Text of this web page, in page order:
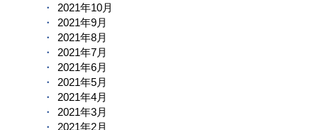
2021年10月
2021年9月
2021年8月
2021年7月
2021年6月
2021年5月
2021年4月
2021年3月
2021年2月